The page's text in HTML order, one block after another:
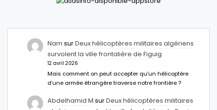
Nam surDeux hélicoptères militaires algériens
survolent la ville frontalière de Figuig
12 avril 2026
Mais comment on peut accepter qu’un hélicoptère
d’une armée étrangère traverse notre frontière ?
Abdelhamid M surDeux hélicoptères militaires